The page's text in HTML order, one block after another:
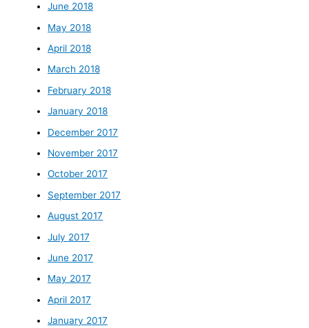
June 2018
May 2018
April 2018
March 2018
February 2018
January 2018
December 2017
November 2017
October 2017
September 2017
August 2017
July 2017
June 2017
May 2017
April 2017
January 2017